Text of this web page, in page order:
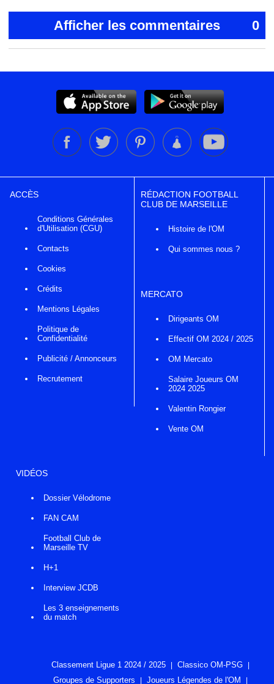
Afficher les commentaires 0
ACCÈS
Conditions Générales
d'Utilisation (CGU)
Contacts
Cookies
Crédits
Mentions Légales
Politique de
Confidentialité
Publicité / Annonceurs
Recrutement
RÉDACTION FOOTBALL
CLUB DE MARSEILLE
Histoire de l'OM
Qui sommes nous ?
MERCATO
Dirigeants OM
Effectif OM 2024 / 2025
OM Mercato
Salaire Joueurs OM
2024 2025
Valentin Rongier
Vente OM
VIDÉOS
Dossier Vélodrome
FAN CAM
Football Club de
Marseille TV
H+1
Interview JCDB
Les 3 enseignements
du match
Classement Ligue 1 2024 / 2025
Classico OM-PSG
Groupes de Supporters
Joueurs Légendes de l'OM